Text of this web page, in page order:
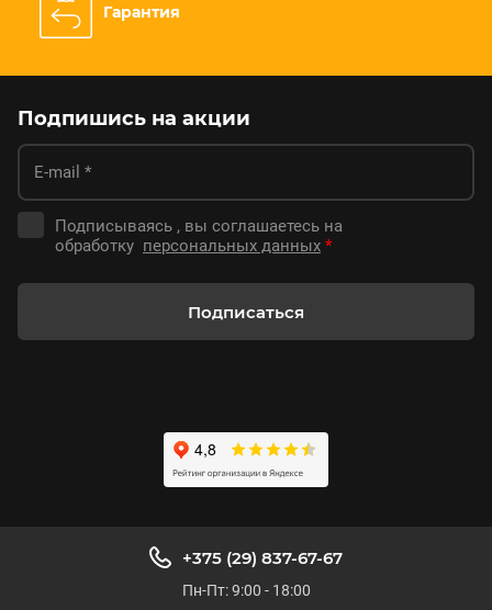
Гарантия
Подпишись на акции
Подписываясь , вы соглашаетесь на
обработку персональных данных *
Подписаться
+375 (29) 837-67-67
Пн-Пт: 9:00 - 18:00